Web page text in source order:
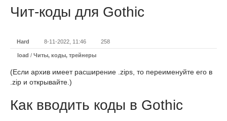
Чит-коды для Gothic
Hard 8-11-2022, 11:46 258
load / Читы, коды, трейнеры
(Если архив имеет расширение .zips, то переименуйте его в
.zip и открывайте.)
Как вводить коды в Gothic